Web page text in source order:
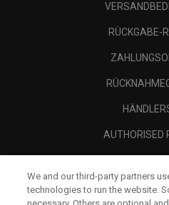
RÜCKGABE-
AUTHORISED
We and our third-party partners
technologies to run the website.